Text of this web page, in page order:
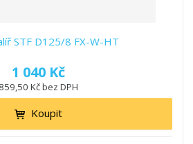
STF D125/8 FX-W-HT
1 040 Kč
859,50 Kč bez DPH
Koupit